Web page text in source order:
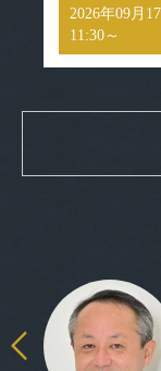
2026年09月
11:30～